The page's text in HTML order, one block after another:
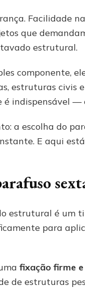
Facilidade
que
estrutural.
componente,
estruturas civis
indispensável —
a escolha do
E aqui
estrutural é um
para
fixação firme
de estruturas